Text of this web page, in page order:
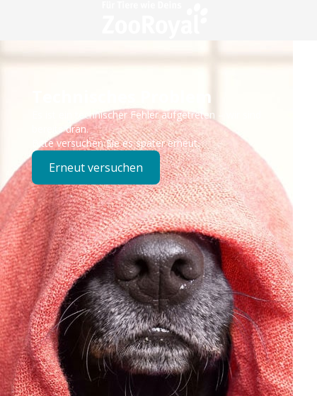
Technisches Problem
Es ist ein technischer Fehler aufgetreten – wir sind
bereits dran.
Bitte versuchen Sie es später erneut.
Erneut versuchen